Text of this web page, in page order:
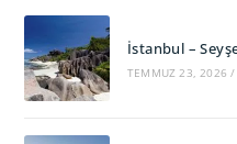
İstanbul –
TEMMUZ 23, 2026 /